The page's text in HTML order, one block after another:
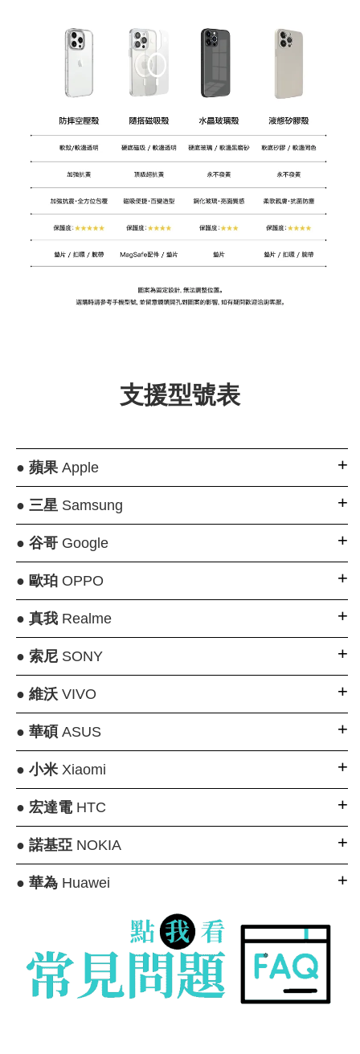
支援型號表
● 蘋果Apple
● 三星Samsung
● 谷哥Google
● 歐珀OPPO
● 真我Realme
● 索尼SONY
● 維沃VIVO
● 華碩 ASUS
● 小米Xiaomi
● 宏達電HTC
● 諾基亞NOKIA
● 華為Huawei